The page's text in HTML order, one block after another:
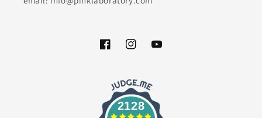
FacebookInstagramYouTube
2128